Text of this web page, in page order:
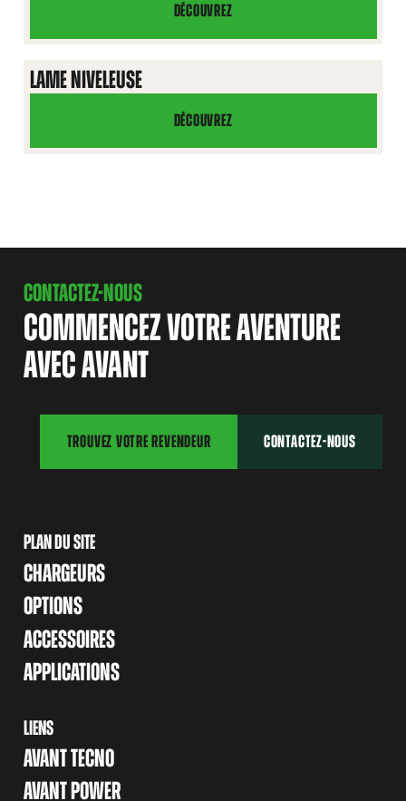
DÉCOUVREZ
LAME
POUR
ARTIFICIEL
LAME NIVELEUSE
DÉCOUVREZ
LAME
NIVELEUSE
CONTACTEZ-NOUS
COMMENCEZ VOTRE AVENTURE
AVEC AVANT
TROUVEZ VOTRE REVENDEUR CONTACTEZ-NOUS
PLAN DU SITE
CHARGEURS
OPTIONS
ACCESSOIRES
APPLICATIONS
LIENS
AVANT TECNO
AVANT POWER